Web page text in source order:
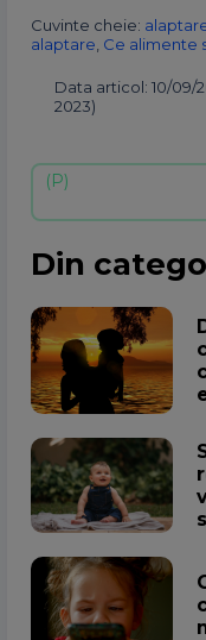
Cuvinte cheie:
alaptare Ce alimente
Data articol: 10/09/
2023)
Din